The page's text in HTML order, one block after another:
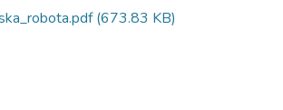
(673.83 KB)